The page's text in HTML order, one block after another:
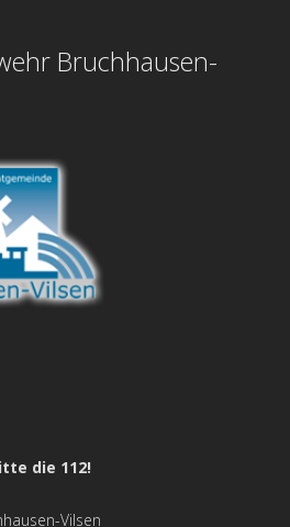
Bruchhausen-
die 112!
Vilsen